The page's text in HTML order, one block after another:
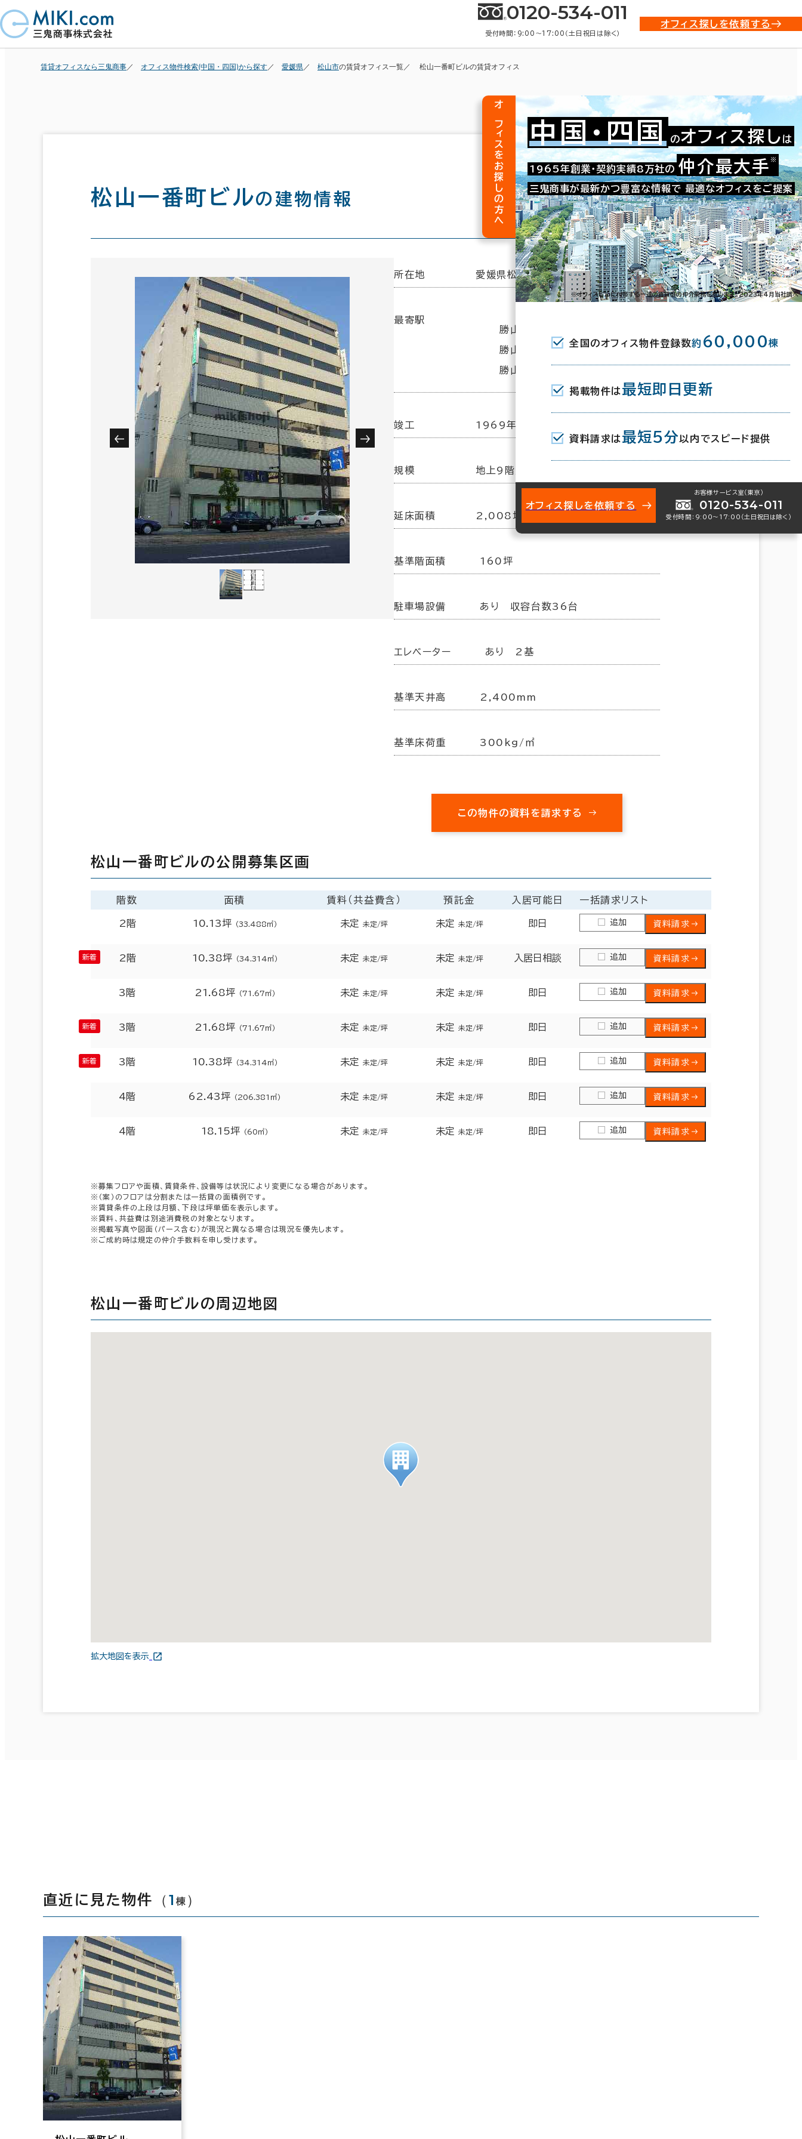
0120-534-011
受付時間：9:00〜17:00（土日祝日は除く）
オフィス探しを依頼する
賃貸オフィスなら三鬼商事 オフィス物件検索(中国・四国)から探す 愛媛県 松山市の賃貸オフィス一覧 松山一番町ビルの賃貸オフィス
松山一番町ビルの建物情報
お問い合わせ番号：009-06009
所在地 愛媛県松山市一番町1-15-2
最寄駅
勝山町駅(伊予鉄道１・２系統) 2分
勝山町駅(伊予鉄道３系統) 2分
勝山町駅(伊予鉄道５系統) 2分
竣工 1969年 8月
規模 地上9階／地下1階建
延床面積 2,008坪
基準階面積 160坪
駐車場設備 あり 収容台数36台
エレベーター あり 2基
基準天井高 2,400mm
基準床荷重 300kg/㎡
この物件の資料を請求する
松山一番町ビルの公開募集区画
階数 面積 賃料（共益費含） 預託金 入居可能日 一括請求リスト
2階 10.13坪 （33.488㎡） 未定 未定/坪 未定 未定/坪 即日 追加 資料請求
2階 10.38坪 （34.314㎡） 未定 未定/坪 未定 未定/坪 入居日相談 追加 資料請求
3階 21.68坪 （71.67㎡） 未定 未定/坪 未定 未定/坪 即日 追加 資料請求
3階 21.68坪 （71.67㎡） 未定 未定/坪 未定 未定/坪 即日 追加 資料請求
3階 10.38坪 （34.314㎡） 未定 未定/坪 未定 未定/坪 即日 追加 資料請求
4階 62.43坪 （206.381㎡） 未定 未定/坪 未定 未定/坪 即日 追加 資料請求
4階 18.15坪 （60㎡） 未定 未定/坪 未定 未定/坪 即日 追加 資料請求
※募集フロアや面積、賃貸条件、設備等は状況により変更になる場合があります。
※（案）のフロアは分割または一括貸の面積例です。
※賃貸条件の上段は月額、下段は坪単価を表示します。
※賃料、共益費は別途消費税の対象となります。
※掲載写真や図面（パース含む）が現況と異なる場合は現況を優先します。
※ご成約時は規定の仲介手数料を申し受けます。
松山一番町ビルの周辺地図
拡大地図を表示
直近に見た物件 （1 棟 ）
オフィスをお探しの方へ 中国・四国 のオフィス探し は
1965年創業・契約実績8万社の 仲介最大手 ※
三鬼商事が最新かつ豊富な情報で 最適なオフィスをご提案
※オフィスビルに付帯する一連の賃貸借の仲介業務を指します。2023年4月当社調べ
全国のオフィス物件登録数約 60,000棟
掲載物件は 最短即日更新
資料請求は 最短5分 以内でスピード提供
オフィス探しを依頼する
お客様サービス室（東京）
0120-534-011
受付時間：9:00〜17:00（土日祝日は除く）